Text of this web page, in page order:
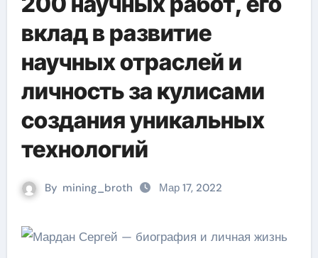
вклад в развитие
научных отраслей и
личность за кулисами
создания уникальных
технологий
By mining_broth Мар 17, 2022